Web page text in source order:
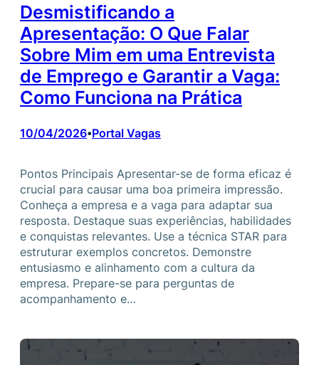
Desmistificando a
Apresentação: O Que Falar
Sobre Mim em uma Entrevista
de Emprego e Garantir a Vaga:
Como Funciona na Prática
10/04/2026•Portal Vagas
Pontos Principais Apresentar-se de forma eficaz é
crucial para causar uma boa primeira impressão.
Conheça a empresa e a vaga para adaptar sua
resposta. Destaque suas experiências, habilidades
e conquistas relevantes. Use a técnica STAR para
estruturar exemplos concretos. Demonstre
entusiasmo e alinhamento com a cultura da
empresa. Prepare-se para perguntas de
acompanhamento e…